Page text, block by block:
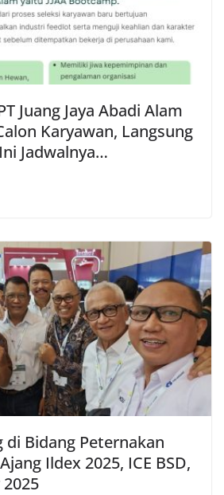
Juang Jaya Abadi Alam
Karyawan, Langsung
Jadwalnya…
di Bidang Peternakan
Ildex 2025, ICE BSD,